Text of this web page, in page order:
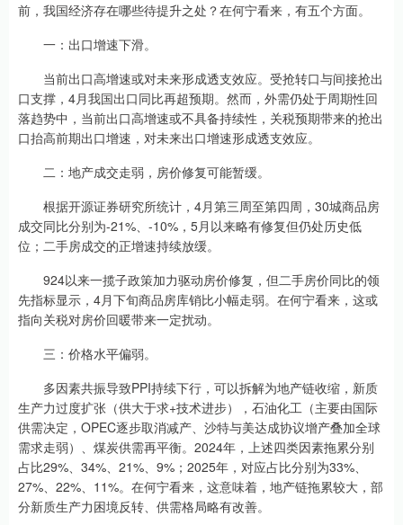
前，我国经济存在哪些待提升之处？在何宁看来，有五个方面。
一：出口增速下滑。
当前出口高增速或对未来形成透支效应。受抢转口与间接抢出
口支撑，4月我国出口同比再超预期。然而，外需仍处于周期性回
落趋势中，当前出口高增速或不具备持续性，关税预期带来的抢出
口抬高前期出口增速，对未来出口增速形成透支效应。
二：地产成交走弱，房价修复可能暂缓。
根据开源证券研究所统计，4月第三周至第四周，30城商品房
成交同比分别为-21%、-10%，5月以来略有修复但仍处历史低
位；二手房成交的正增速持续放缓。
924以来一揽子政策加力驱动房价修复，但二手房价同比的领
先指标显示，4月下旬商品房库销比小幅走弱。在何宁看来，这或
指向关税对房价回暖带来一定扰动。
三：价格水平偏弱。
多因素共振导致PPI持续下行，可以拆解为地产链收缩，新质
生产力过度扩张（供大于求+技术进步），石油化工（主要由国际
供需决定，OPEC逐步取消减产、沙特与美达成协议增产叠加全球
需求走弱）、煤炭供需再平衡。2024年，上述四类因素拖累分别
占比29%、34%、21%、9%；2025年，对应占比分别为33%、
27%、22%、11%。在何宁看来，这意味着，地产链拖累较大，部
分新质生产力困境反转、供需格局略有改善。